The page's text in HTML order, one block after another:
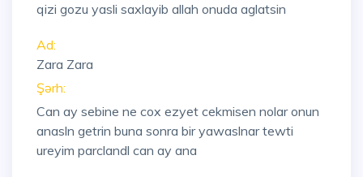
qizi gozu yasli saxlayib allah onuda aglatsin
Ad:
Zara Zara
Şərh:
Can ay sebine ne cox ezyet cekmisen nolar onun
anasln getrin buna sonra bir yawaslnar tewti
ureyim parclandl can ay ana